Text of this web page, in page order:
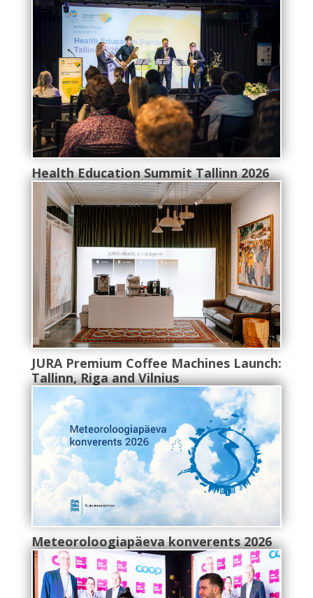
Health Education Summit Tallinn 2026
JURA Premium Coffee Machines Launch:
Tallinn, Riga and Vilnius
Meteoroloogiapäeva konverents 2026